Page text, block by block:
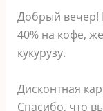
Добрый вечер!
40% на кофе,
кукурузу.
Дисконтная
Спасибо, что